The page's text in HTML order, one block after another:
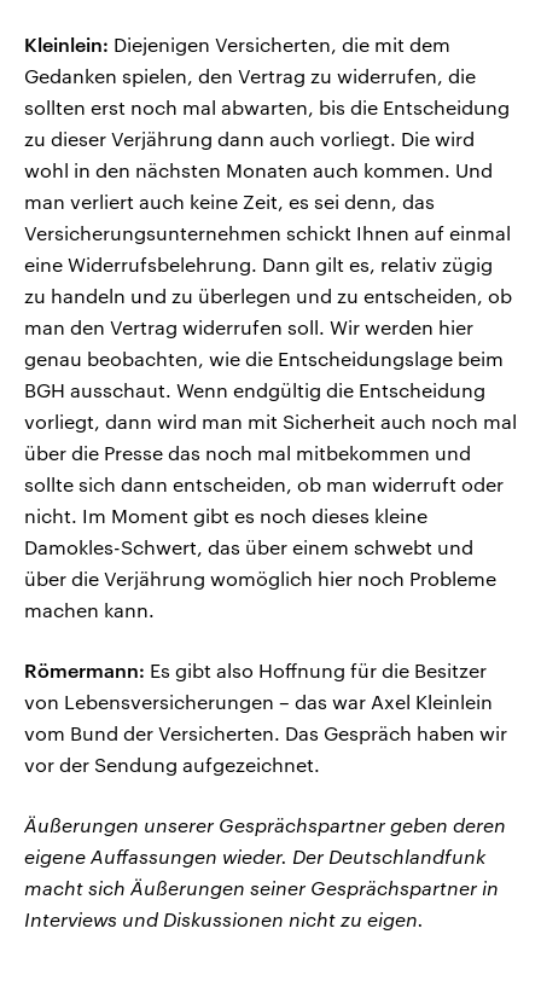
Kleinlein: Diejenigen Versicherten, die mit dem
Gedanken spielen, den Vertrag zu widerrufen, die
sollten erst noch mal abwarten, bis die Entscheidung
zu dieser Verjährung dann auch vorliegt. Die wird
wohl in den nächsten Monaten auch kommen. Und
man verliert auch keine Zeit, es sei denn, das
Versicherungsunternehmen schickt Ihnen auf einmal
eine Widerrufsbelehrung. Dann gilt es, relativ zügig
zu handeln und zu überlegen und zu entscheiden, ob
man den Vertrag widerrufen soll. Wir werden hier
genau beobachten, wie die Entscheidungslage beim
BGH ausschaut. Wenn endgültig die Entscheidung
vorliegt, dann wird man mit Sicherheit auch noch mal
über die Presse das noch mal mitbekommen und
sollte sich dann entscheiden, ob man widerruft oder
nicht. Im Moment gibt es noch dieses kleine
Damokles-Schwert, das über einem schwebt und
über die Verjährung womöglich hier noch Probleme
machen kann.
Römermann: Es gibt also Hoffnung für die Besitzer
von Lebensversicherungen – das war Axel Kleinlein
vom Bund der Versicherten. Das Gespräch haben wir
vor der Sendung aufgezeichnet.
Äußerungen unserer Gesprächspartner geben deren
eigene Auffassungen wieder. Der Deutschlandfunk
macht sich Äußerungen seiner Gesprächspartner in
Interviews und Diskussionen nicht zu eigen.